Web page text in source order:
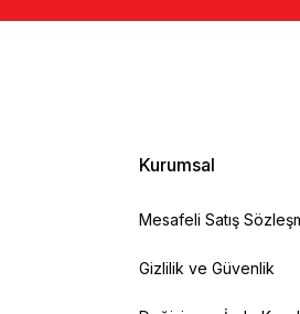
Kurumsal
Mesafeli Satış
Gizlilik ve Güvenlik